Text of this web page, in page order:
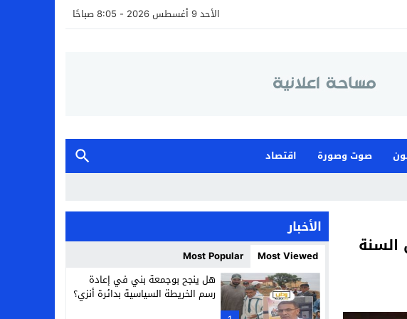
الأحد 9 أغسطس 2026 - 8:05 صباحًا
صوت وصورة
اقتصاد
من السنة
الأخبار
Most Viewed
Most Popular
هل ينجح بوجمعة بني في إعادة
رسم الخريطة السياسية بدائرة أنزي؟